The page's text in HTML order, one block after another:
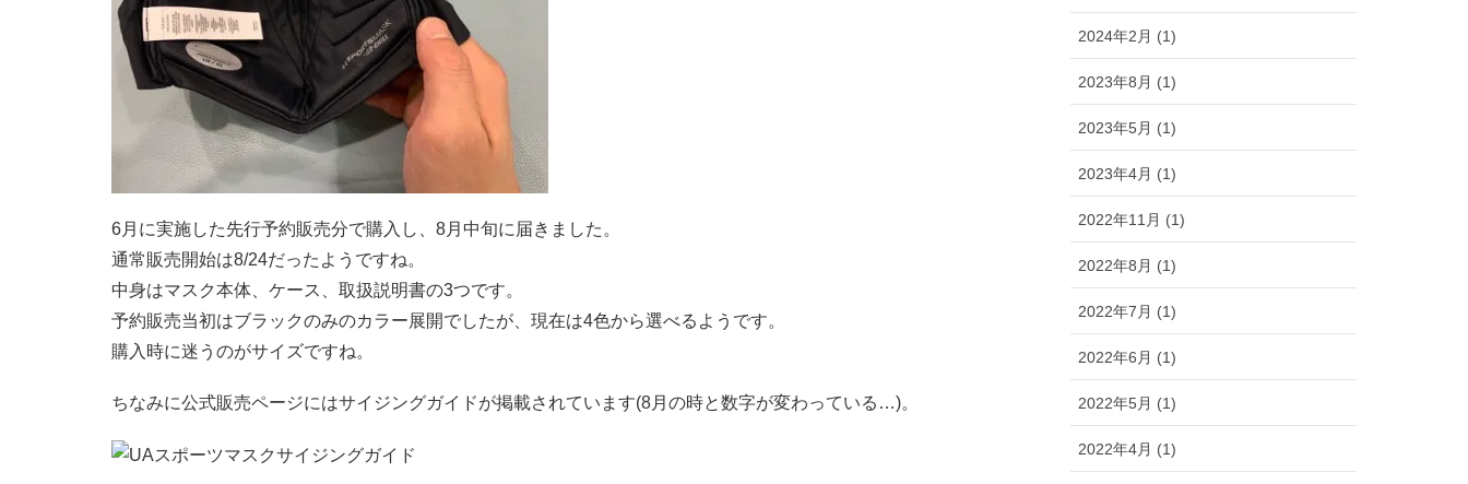
6月に実施した先行予約販売分で購入し、8月中旬に届きました。
通常販売開始は8/24だったようですね。
中身はマスク本体、ケース、取扱説明書の3つです。
予約販売当初はブラックのみのカラー展開でしたが、現在は4色から選べるようです。
購入時に迷うのがサイズですね。
ちなみに公式販売ページにはサイジングガイドが掲載されています(8月の時と数字が変わっている…)。
2024年2月 (1)
2023年8月 (1)
2023年5月 (1)
2023年4月 (1)
2022年11月 (1)
2022年8月 (1)
2022年7月 (1)
2022年6月 (1)
2022年5月 (1)
2022年4月 (1)